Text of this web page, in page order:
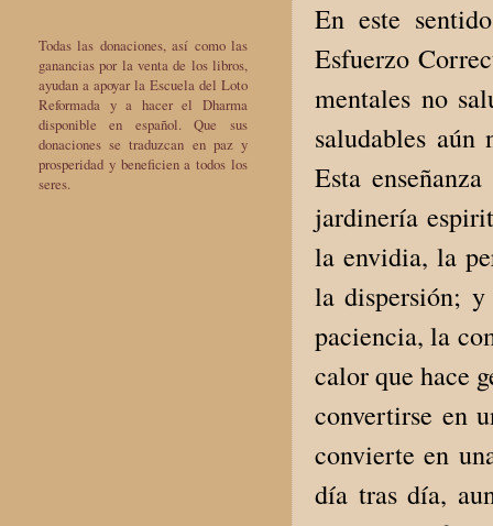
En este
Esfuerzo
mentales no
saludables aún
Esta
jardinería
la envidia, la
la dispersión;
paciencia, la
calor que hace
convertirse en
convierte en
día tras día,
Todas las donaciones, así como las
ganancias por la venta de los libros,
ayudan a apoyar la Escuela del Loto
Reformada y a hacer el Dharma
disponible en español. Que sus
donaciones se traduzcan en paz y
prosperidad y beneficien a todos los
seres.